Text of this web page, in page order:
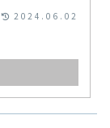
2024.06.02